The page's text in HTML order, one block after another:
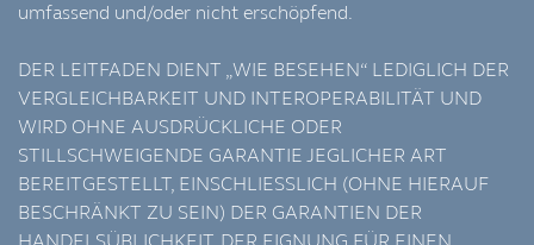
umfassend und/oder nicht erschöpfend.
DER LEITFADEN DIENT „WIE BESEHEN“ LEDIGLICH DER
VERGLEICHBARKEIT UND INTEROPERABILITÄT UND
WIRD OHNE AUSDRÜCKLICHE ODER
STILLSCHWEIGENDE GARANTIE JEGLICHER ART
BEREITGESTELLT, EINSCHLIESSLICH (OHNE HIERAUF
BESCHRÄNKT ZU SEIN) DER GARANTIEN DER